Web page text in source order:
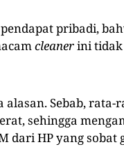
pribadi,
cleanerini
alasan. Sebab, rata-
sehingga
dari HP yang sobat